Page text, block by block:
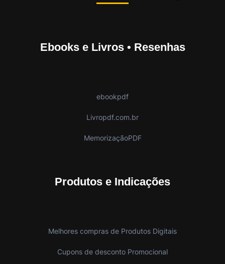
Ebooks e Livros • Resenhas
ebookpdf
Livropdf.com.br
MemorizaçãoPDF
Produtos e Indicações
Melhores compras de Produtos Digitais
Cupons de desconto Promocional